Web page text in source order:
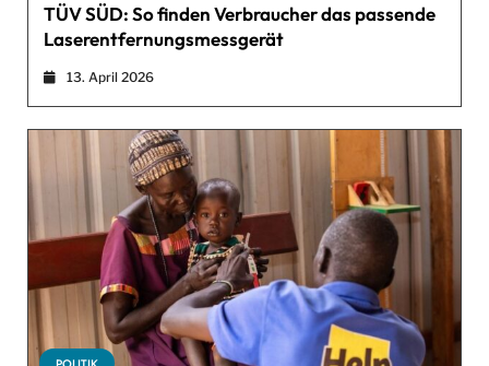
TÜV SÜD: So finden Verbraucher das passende
Laserentfernungsmessgerät
13. April 2026